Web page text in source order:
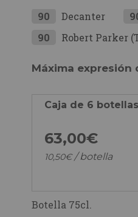
90
Decanter
90
Robert Parker
Máxima expresión
Caja de 6 botellas
63,00€
10,50€/ botella
Botella 75cl.